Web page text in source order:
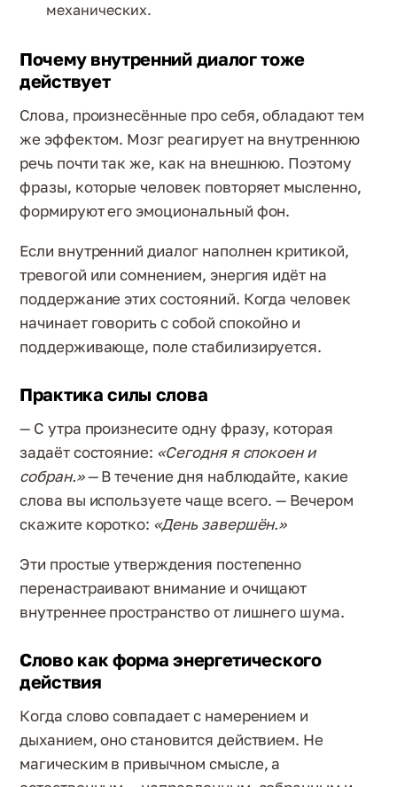
механических.
Почему внутренний диалог тоже
действует
Слова, произнесённые про себя, обладают тем
же эффектом. Мозг реагирует на внутреннюю
речь почти так же, как на внешнюю. Поэтому
фразы, которые человек повторяет мысленно,
формируют его эмоциональный фон.
Если внутренний диалог наполнен критикой,
тревогой или сомнением, энергия идёт на
поддержание этих состояний. Когда человек
начинает говорить с собой спокойно и
поддерживающе, поле стабилизируется.
Практика силы слова
— С утра произнесите одну фразу, которая
задаёт состояние: «Сегодня я спокоен и
собран.»— В течение дня наблюдайте, какие
слова вы используете чаще всего. — Вечером
скажите коротко: «День завершён.»
Эти простые утверждения постепенно
перенастраивают внимание и очищают
внутреннее пространство от лишнего шума.
Слово как форма энергетического
действия
Когда слово совпадает с намерением и
дыханием, оно становится действием. Не
магическим в привычном смысле, а